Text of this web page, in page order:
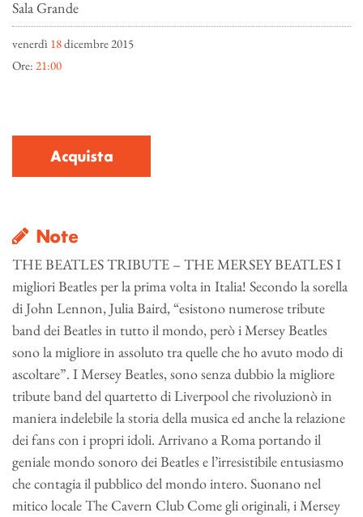
Sala Grande
venerdì 18dicembre 2015
Ore: 21:00
Acquista
Note
THE BEATLES TRIBUTE – THE MERSEY BEATLES I
migliori Beatles per la prima volta in Italia! Secondo la sorella
di John Lennon, Julia Baird, “esistono numerose tribute
band dei Beatles in tutto il mondo, però i Mersey Beatles
sono la migliore in assoluto tra quelle che ho avuto modo di
ascoltare”. I Mersey Beatles, sono senza dubbio la migliore
tribute band del quartetto di Liverpool che rivoluzionò in
maniera indelebile la storia della musica ed anche la relazione
dei fans con i propri idoli. Arrivano a Roma portando il
geniale mondo sonoro dei Beatles e l’irresistibile entusiasmo
che contagia il pubblico del mondo intero. Suonano nel
mitico locale The Cavern Club Come gli originali, i Mersey